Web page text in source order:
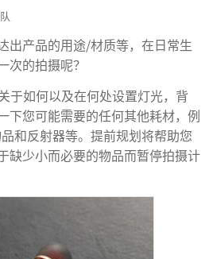
出产品的用途/材质等，在日常生
次的拍摄呢？
于如何以及在何处设置灯光，背
下您可能需要的任何其他耗材，例
和反射器等。提前规划将帮助您
缺少小而必要的物品而暂停拍摄计